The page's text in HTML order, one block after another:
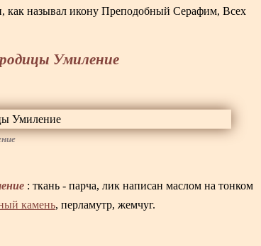
как называл икону Преподобный Серафим, Всех
Умиление
: ткань - парча, лик написан маслом на тонком
камень, перламутр, жемчуг.